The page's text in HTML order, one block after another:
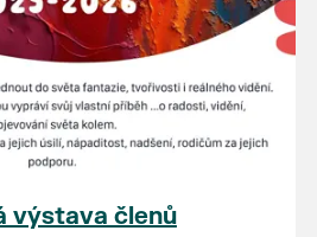
výstava členů